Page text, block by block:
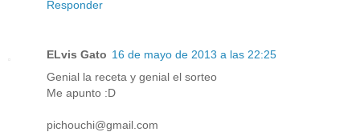
Responder
ELvis Gato 16 de mayo de 2013 a las 22:25
Genial la receta y genial el sorteo
Me apunto :D
pichouchi@gmail.com